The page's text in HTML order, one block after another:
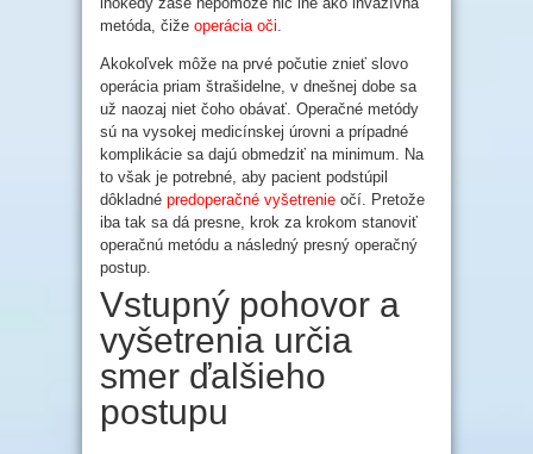
metóda, čiže operácia oči.
Akokoľvek môže na prvé počutie znieť slovo
operácia priam štrašidelne, v dnešnej dobe sa
už naozaj niet čoho obávať. Operačné metódy
sú na vysokej medicínskej úrovni a prípadné
komplikácie sa dajú obmedziť na minimum. Na
to však je potrebné, aby pacient podstúpil
dôkladné predoperačné vyšetrenie očí. Pretože
iba tak sa dá presne, krok za krokom stanoviť
operačnú metódu a následný presný operačný
postup.
Vstupný pohovor a
vyšetrenia určia
smer ďalšieho
postupu